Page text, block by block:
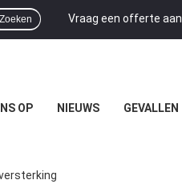
Vraag een offerte aan
Zoeken
OP NIEUWS GEVALLEN